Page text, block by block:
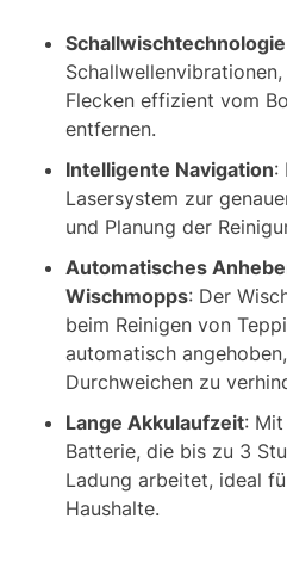
Schallwischtechnologie
Flecken effizient vom
entfernen.
Intelligente Navigation:
Lasersystem zur
und Planung der
Automatisches
Wischmopps: Der
beim Reinigen von
automatisch
Durchweichen zu
Lange Akkulaufzeit:
Batterie, die bis zu 3
Ladung arbeitet, ideal
Haushalte.